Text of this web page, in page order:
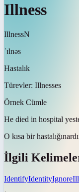
Illness
IllnessN
ˈɪlnəs
Hastalık
Türevler: Illnesses
Örnek Cümle
He died in hospital
O kısa bir hastalığın
İlgili
IdentifyIdentityIgnore